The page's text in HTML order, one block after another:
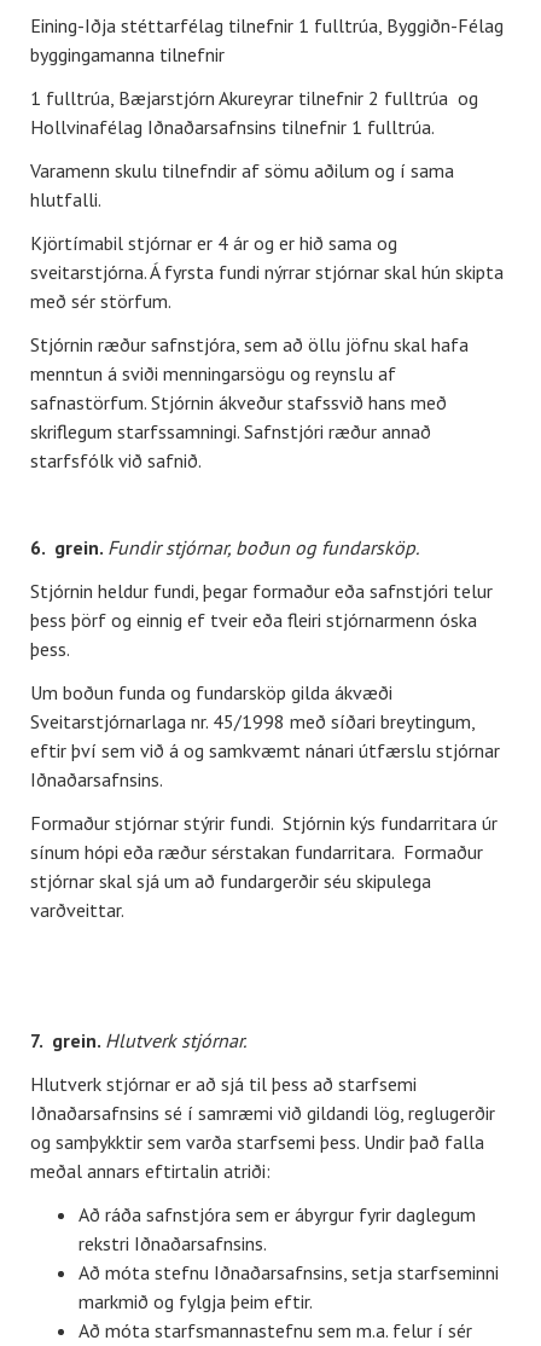
Eining-Iðja stéttarfélag tilnefnir 1 fulltrúa, Byggiðn-Félag
byggingamanna tilnefnir
1 fulltrúa, Bæjarstjórn Akureyrar tilnefnir 2 fulltrúa og
Hollvinafélag Iðnaðarsafnsins tilnefnir 1 fulltrúa.
Varamenn skulu tilnefndir af sömu aðilum og í sama
hlutfalli.
Kjörtímabil stjórnar er 4 ár og er hið sama og
sveitarstjórna. Á fyrsta fundi nýrrar stjórnar skal hún skipta
með sér störfum.
Stjórnin ræður safnstjóra, sem að öllu jöfnu skal hafa
menntun á sviði menningarsögu og reynslu af
safnastörfum. Stjórnin ákveður stafssvið hans með
skriflegum starfssamningi. Safnstjóri ræður annað
starfsfólk við safnið.
6. grein. Fundir stjórnar, boðun og fundarsköp.
Stjórnin heldur fundi, þegar formaður eða safnstjóri telur
þess þörf og einnig ef tveir eða fleiri stjórnarmenn óska
þess.
Um boðun funda og fundarsköp gilda ákvæði
Sveitarstjórnarlaga nr. 45/1998 með síðari breytingum,
eftir því sem við á og samkvæmt nánari útfærslu stjórnar
Iðnaðarsafnsins.
Formaður stjórnar stýrir fundi. Stjórnin kýs fundarritara úr
sínum hópi eða ræður sérstakan fundarritara. Formaður
stjórnar skal sjá um að fundargerðir séu skipulega
varðveittar.
7. grein. Hlutverk stjórnar.
Hlutverk stjórnar er að sjá til þess að starfsemi
Iðnaðarsafnsins sé í samræmi við gildandi lög, reglugerðir
og samþykktir sem varða starfsemi þess. Undir það falla
meðal annars eftirtalin atriði:
Að ráða safnstjóra sem er ábyrgur fyrir daglegum
rekstri Iðnaðarsafnsins.
Að móta stefnu Iðnaðarsafnsins, setja starfseminni
markmið og fylgja þeim eftir.
Að móta starfsmannastefnu sem m.a. felur í sér